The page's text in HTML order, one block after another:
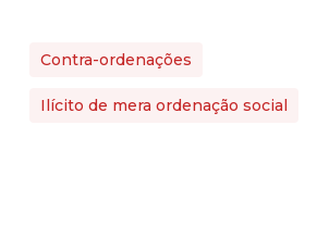
Contra-ordenações
Ilícito de mera ordenação social